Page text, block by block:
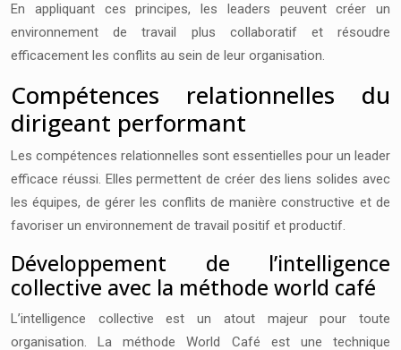
En appliquant ces principes, les leaders peuvent créer un
environnement de travail plus collaboratif et résoudre
efficacement les conflits au sein de leur organisation.
Compétences relationnelles du
dirigeant performant
Les compétences relationnelles sont essentielles pour un leader
efficace réussi. Elles permettent de créer des liens solides avec
les équipes, de gérer les conflits de manière constructive et de
favoriser un environnement de travail positif et productif.
Développement de l’intelligence
collective avec la méthode world café
L’intelligence collective est un atout majeur pour toute
organisation. La méthode World Café est une technique